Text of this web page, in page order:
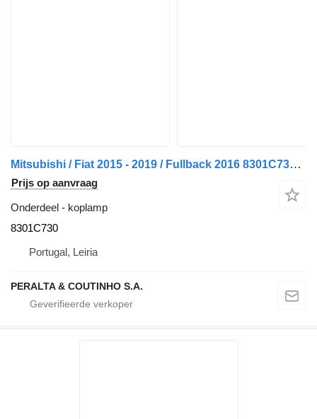
Mitsubishi / Fiat 2015 - 2019 / Fullback 2016 8301C730 koplamp voor Fiat Fullback auto
Prijs op aanvraag
Onderdeel - koplamp
8301C730
Portugal, Leiria
PERALTA & COUTINHO S.A.